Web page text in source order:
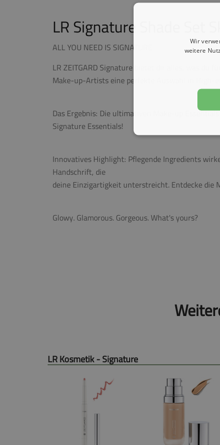
LR Signature Shade Set
ALL YOU NEED IS SIGNATURE
LR ZEITGARD Signature bietet dir alles, was du
Make-up-Artists eine perfekte Auswahl in High-
Das Ergebnis: Die ultimativen Make-up
Signature Essentials!
Innovatives Highlight: Pflegende Ingredients
Handschrift, die
deine Einzigartigkeit unterstreicht. Entdecke die
Glowy. Glamorous. Gorgeous. What's yours?
LR Kosmetik - Signature
Wir
weitere